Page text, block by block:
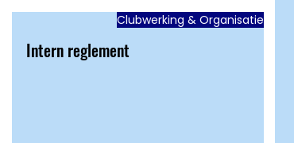
Clubwerking & Organisatie
Intern reglement